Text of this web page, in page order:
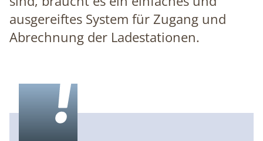
ausgereiftes System für Zugang und
Abrechnung der Ladestationen.